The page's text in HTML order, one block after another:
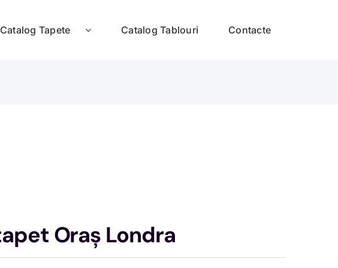
Catalog Tapete Catalog Tablouri Contacte
Oraș Londra